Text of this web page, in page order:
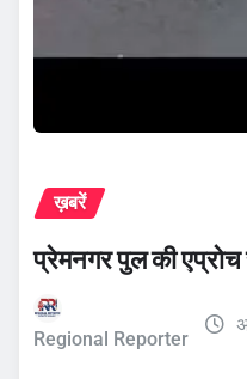
ख़बरें
प्रेमनगर पुल की एप्रोच
Regional Reporter